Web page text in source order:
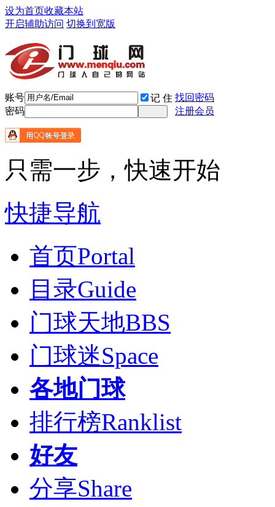
设为首页收藏本站
开启辅助访问 切换到宽版
账号 记 住 找回密码
密码
注册会员
只需一步，快速开始
快捷导航
首页Portal
目录Guide
门球天地BBS
门球迷Space
各地门球
排行榜Ranklist
好友
分享Share